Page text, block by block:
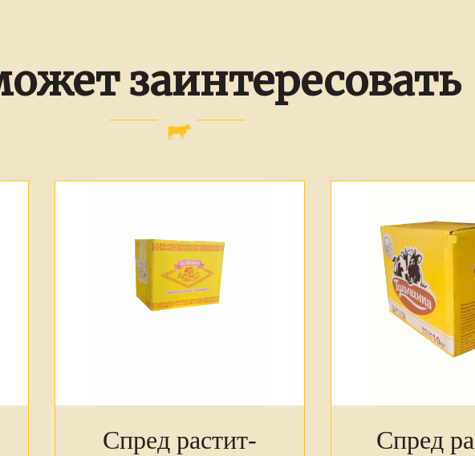
заинтересовать
Спред растит-
Спред